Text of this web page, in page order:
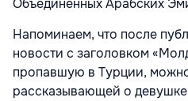
Объединённых Арабских
Напоминаем, что после
новости с заголовком
пропавшую в Турции,
рассказывающей о